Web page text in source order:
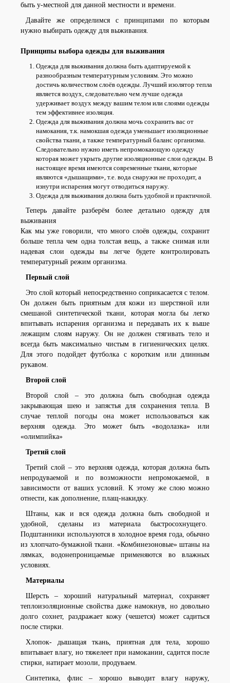
быть у-местной для данной местности и времени.
Давайте же определимся с принципами по которым
нужно выбирать одежду для выживания.
Принципы выбора одежды для выживания
Одежда для выживания должна быть адаптируемой к
разнообразным температурным условиям. Это можно
достичь количеством слоёв одежды. Лучший изолятор тепла
является воздух, следовательно чем лучше одежда
удерживает воздух между вашим телом или слоями одежды
тем эффективнее изоляция.
Одежда для выживания должна мочь сохранить вас от
намокания, т.к. намокшая одежда уменьшает изоляционные
свойства ткани, а также температурный баланс организма.
Следовательно нужно иметь непромокающую одежду
которая может укрыть другие изоляционные слои одежды. В
настоящее время имеются современные ткани, которые
являются «дышащими», т.е. вода снаружи не проходит, а
изнутри испарения могут отводиться наружу.
Одежда для выживания должна быть удобной и практичной.
Теперь давайте разберём более детально одежду для
выживания
Как мы уже говорили, что много слоёв одежды, сохранит
больше тепла чем одна толстая вещь, а также снимая или
надевая слои одежды вы легче будете контролировать
температурный режим организма.
Первый слой
Это слой который непосредственно соприкасается с телом.
Он должен быть приятным для кожи из шерстяной или
смешаной синтетической ткани, которая могла бы легко
впитывать испарения организма и передавать их к выше
лежащим слоям наружу. Он не должен стягивать тело и
всегда быть максимально чистым в гигиенических целях.
Для этого подойдет футболка с коротким или длинным
рукавом.
Второй слой
Второй слой – это должна быть свободная одежда
закрывающая шею и запястья для сохранения тепла. В
случае теплой погоды она может использоваться как
верхняя одежда. Это может быть «водолазка» или
«олимпийка»
Третий слой
Третий слой – это верхняя одежда, которая должна быть
непродуваемой и по возможности непромокаемой, в
зависимости от ваших условий. К этому же слою можно
отнести, как дополнение, плащ-накидку.
Штаны, как и вся одежда должна быть свободной и
удобной, сделаны из материала быстросохнущего.
Подштанники используются в холодное время года, обычно
из хлопчато-бумажной ткани. «Комбинезоновые» штаны на
лямках, водонепроницаемые применяются во влажных
условиях.
Материалы
Шерсть – хороший натуральный материал, сохраняет
теплоизоляционные свойства даже намокнув, но довольно
долго сохнет, раздражает кожу (чешется) может садиться
после стирки.
Хлопок- дышащая ткань, приятная для тела, хорошо
впитывает влагу, но тяжелеет при намокании, садится после
стирки, натирает мозоли, продуваем.
Синтетика, флис – хорошо выводит влагу наружу,